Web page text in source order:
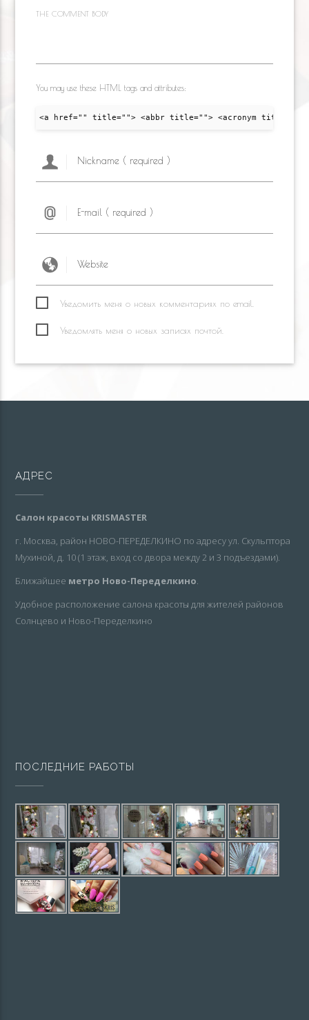
THE COMMENT BODY
You may use these HTML tags and attributes:
<a href="" title=""> <abbr title=""> <acronym title="">
Уведомить меня о новых комментариях по email.
Уведомлять меня о новых записях почтой.
АДРЕС
Салон красоты KRISMASTER
г. Москва, район НОВО-ПЕРЕДЕЛКИНО по адресу ул. Скульптора
Мухиной, д. 10 (1 этаж, вход со двора между 2 и 3 подъездами).
Ближайшее метро Ново-Переделкино.
Удобное расположение салона красоты для жителей районов
Солнцево и Ново-Переделкино
ПОСЛЕДНИЕ РАБОТЫ